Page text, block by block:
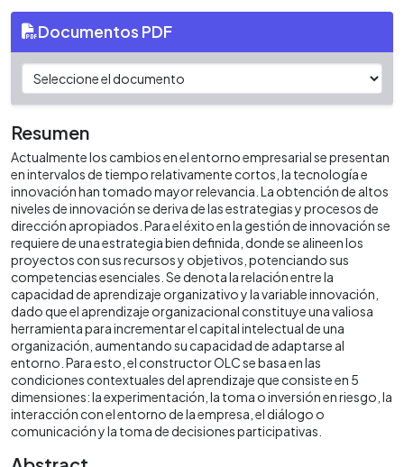
Documentos PDF
Resumen
Actualmente los cambios en el entorno empresarial se presentan
en intervalos de tiempo relativamente cortos, la tecnología e
innovación han tomado mayor relevancia. La obtención de altos
niveles de innovación se deriva de las estrategias y procesos de
dirección apropiados. Para el éxito en la gestión de innovación se
requiere de una estrategia bien definida, donde se alineen los
proyectos con sus recursos y objetivos, potenciando sus
competencias esenciales. Se denota la relación entre la
capacidad de aprendizaje organizativo y la variable innovación,
dado que el aprendizaje organizacional constituye una valiosa
herramienta para incrementar el capital intelectual de una
organización, aumentando su capacidad de adaptarse al
entorno. Para esto, el constructor OLC se basa en las
condiciones contextuales del aprendizaje que consiste en 5
dimensiones: la experimentación, la toma o inversión en riesgo, la
interacción con el entorno de la empresa, el diálogo o
comunicación y la toma de decisiones participativas.